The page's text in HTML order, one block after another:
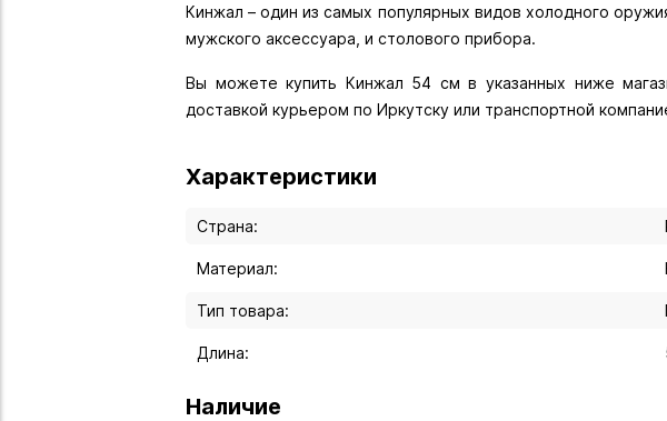
Кинжал – один из самых популярных видов холодного
мужского аксессуара, и столового прибора.
Вы можете купить Кинжал 54 см в указанных ниже
доставкой курьером по Иркутску или транспортной
Характеристики
Страна:
Материал:
Тип товара:
Длина:
Наличие